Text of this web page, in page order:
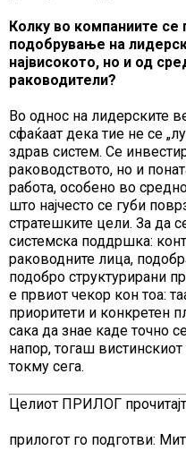
Колку во компаниите се
подобрување на
највисокото, но и од
раководители?
Во однос на лидерските
сфаќаат дека тие не се
здрав систем. Се
раководството, но и
работа, особено во
што најчесто се губи
стратешките цели. За да
системска поддршка:
раководните лица,
подобро структурирани
е првиот чекор кон тоа:
приоритети и конкретен
сака да знае каде точно
напор, тогаш
токму сега.
Целиот ПРИЛОГ
прилогот го подготви: